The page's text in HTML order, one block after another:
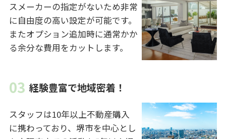
スメーカーの指定がないため非常
に自由度の高い設定が可能です。
またオプション追加時に通常かか
る余分な費用をカットします。
経験豊富で地域密着！
スタッフは10年以上不動産購入
に携わっており、堺市を中心とし